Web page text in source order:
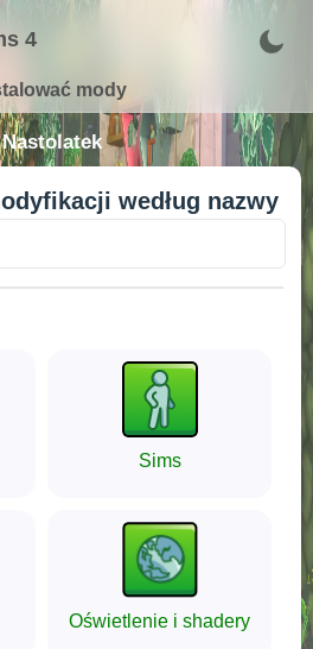
4
mody
Nastolatek
według nazwy
Sims
Oświetlenie i shadery